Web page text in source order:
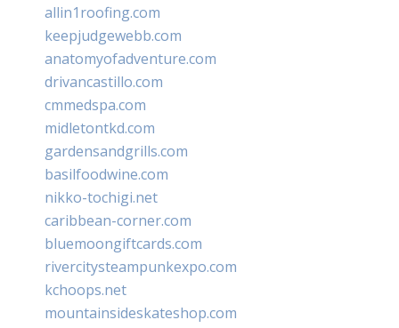
allin1roofing.com
keepjudgewebb.com
anatomyofadventure.com
drivancastillo.com
cmmedspa.com
midletontkd.com
gardensandgrills.com
basilfoodwine.com
nikko-tochigi.net
caribbean-corner.com
bluemoongiftcards.com
rivercitysteampunkexpo.com
kchoops.net
mountainsideskateshop.com